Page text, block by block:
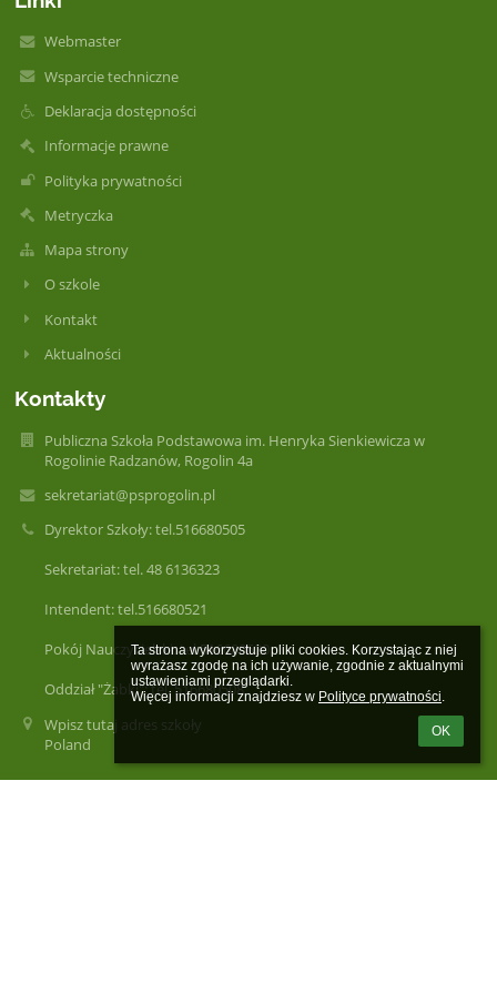
Ta strona wykorzystuje pliki cookies. Korzystając z niej
wyrażasz zgodę na ich używanie, zgodnie z aktualnymi
ustawieniami przeglądarki.
Więcej informacji znajdziesz w Polityce prywatności.
OK
Webmaster
Wsparcie techniczne
Deklaracja dostępności
Informacje prawne
Polityka prywatności
Metryczka
Mapa strony
O szkole
Kontakt
Aktualności
Kontakty
Publiczna Szkoła Podstawowa im. Henryka Sienkiewicza w
Rogolinie Radzanów, Rogolin 4a
sekretariat@psprogolin.pl
Dyrektor Szkoły: tel.516680505
Sekretariat: tel. 48 6136323
Intendent: tel.516680521
Pokój Nauczycielski: tel.516680520
Oddział "Żabki": tel. 516680508
Wpisz tutaj adres szkoły
Poland
Logowanie